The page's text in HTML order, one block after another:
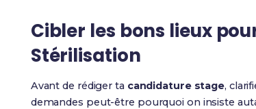
Cibler les bons lieux
Stérilisation
Avant de rédiger ta candidature stage,
demandes peut-être pourquoi on insiste